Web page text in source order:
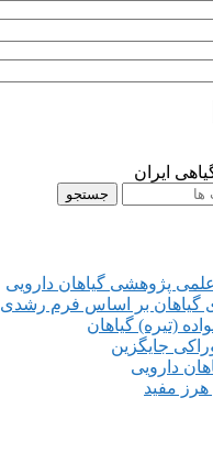
جستجو
پژوهشی گیاهان دارویی
گیاهان بر اساس فرم رشدی
(تیره) گیاهان
جایگزین
دارویی
مفید